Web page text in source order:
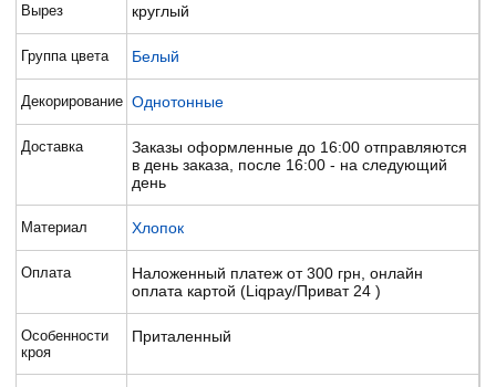
Вырез круглый
Группа цвета Белый
Декорирование Однотонные
Доставка
Заказы оформленные до 16:00 отправляются
в день заказа, после 16:00 - на следующий
день
Материал Хлопок
Оплата
Наложенный платеж от 300 грн, онлайн
оплата картой (Liqpay/Приват 24 )
Особенности
кроя
Приталенный